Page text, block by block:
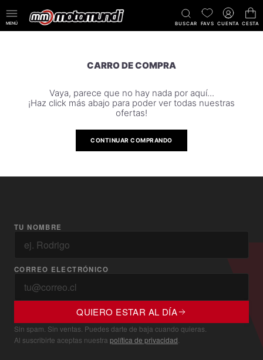
MENÚ BUSCAR FAVS CUENTA CESTA
CARRO DE COMPRA
Vaya, parece que no hay nada por aquí...
¡Haz click más abajo para poder ver todas nuestras
ofertas!
CONTINUAR COMPRANDO
TU NOMBRE
CORREO ELECTRÓNICO
QUIERO ESTAR AL DÍA
Sin spam. Sin ventas. Puedes darte de baja cuando quieras.
Al suscribirte aceptas nuestra política de privacidad